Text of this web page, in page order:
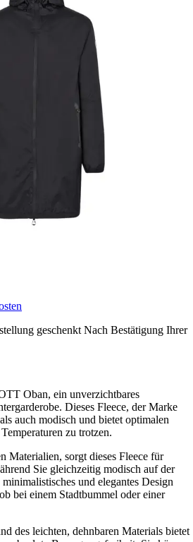
geschenkt Nach Bestätigung Ihrer
Oban, ein unverzichtbares
Dieses Fleece, der Marke
auch modisch und bietet optimalen
zu trotzen.
Materialien, sorgt dieses Fleece für
Sie gleichzeitig modisch auf der
und elegantes Design
bei einem Stadtbummel oder einer
des leichten, dehnbaren Materials bietet